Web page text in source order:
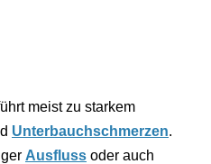
meist zu starkem
Unterbauchschmerzen.
Ausfluss oder auch